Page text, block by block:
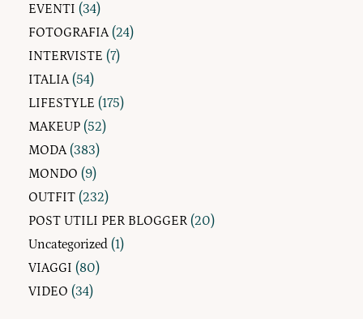
EVENTI (34)
FOTOGRAFIA(24)
INTERVISTE (7)
ITALIA(54)
LIFESTYLE (175)
MAKEUP (52)
MODA(383)
MONDO (9)
OUTFIT (232)
POST UTILI PER BLOGGER (20)
Uncategorized (1)
VIAGGI (80)
VIDEO (34)